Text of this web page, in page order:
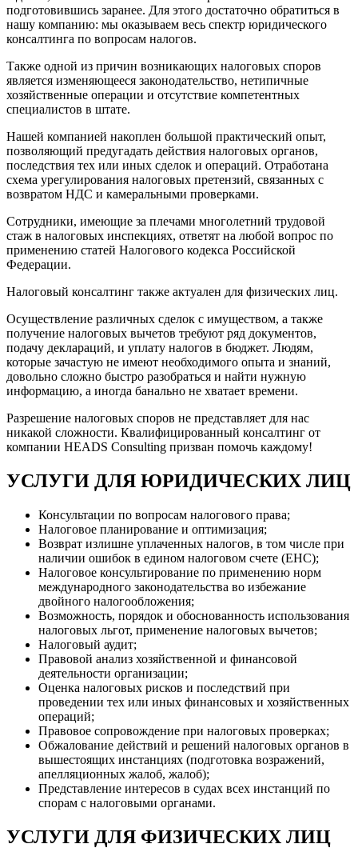
подготовившись заранее. Для этого достаточно обратиться в
нашу компанию: мы оказываем весь спектр юридического
консалтинга по вопросам налогов.
Также одной из причин возникающих налоговых споров
является изменяющееся законодательство, нетипичные
хозяйственные операции и отсутствие компетентных
специалистов в штате.
Нашей компанией накоплен большой практический опыт,
позволяющий предугадать действия налоговых органов,
последствия тех или иных сделок и операций. Отработана
схема урегулирования налоговых претензий, связанных с
возвратом НДС и камеральными проверками.
Сотрудники, имеющие за плечами многолетний трудовой
стаж в налоговых инспекциях, ответят на любой вопрос по
применению статей Налогового кодекса Российской
Федерации.
Налоговый консалтинг также актуален для физических лиц.
Осуществление различных сделок с имуществом, а также
получение налоговых вычетов требуют ряд документов,
подачу деклараций, и уплату налогов в бюджет. Людям,
которые зачастую не имеют необходимого опыта и знаний,
довольно сложно быстро разобраться и найти нужную
информацию, а иногда банально не хватает времени.
Разрешение налоговых споров не представляет для нас
никакой сложности. Квалифицированный консалтинг от
компании HEADS Cоnsulting призван помочь каждому!
УСЛУГИ ДЛЯ ЮРИДИЧЕСКИХ ЛИЦ
Консультации по вопросам налогового права;
Налоговое планирование и оптимизация;
Возврат излишне уплаченных налогов, в том числе при
наличии ошибок в едином налоговом счете (ЕНС);
Налоговое консультирование по применению норм
международного законодательства во избежание
двойного налогообложения;
Возможность, порядок и обоснованность использования
налоговых льгот, применение налоговых вычетов;
Налоговый аудит;
Правовой анализ хозяйственной и финансовой
деятельности организации;
Оценка налоговых рисков и последствий при
проведении тех или иных финансовых и хозяйственных
операций;
Правовое сопровождение при налоговых проверках;
Обжалование действий и решений налоговых органов в
вышестоящих инстанциях (подготовка возражений,
апелляционных жалоб, жалоб);
Представление интересов в судах всех инстанций по
спорам с налоговыми органами.
УСЛУГИ ДЛЯ ФИЗИЧЕСКИХ ЛИЦ